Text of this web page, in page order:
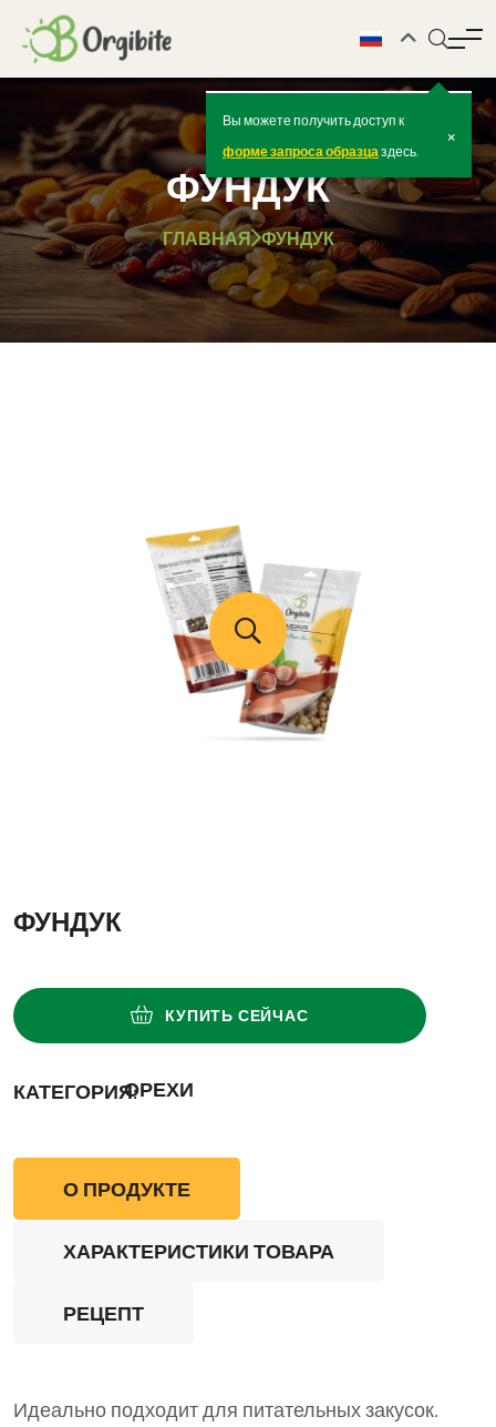
Вы можете получить доступ к
форме запроса образца здесь.
×
ФУНДУК
ГЛАВНАЯ ФУНДУК
ФУНДУК
КУПИТЬ СЕЙЧАС
КАТЕГОРИЯ:ОРЕХИ
О ПРОДУКТЕ
ХАРАКТЕРИСТИКИ ТОВАРА
РЕЦЕПТ
Идеально подходит для питательных закусок.